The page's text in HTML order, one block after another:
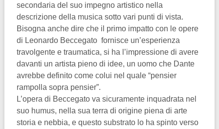
secondaria del suo impegno artistico nella
descrizione della musica sotto vari punti di vista.
Bisogna anche dire che il primo impatto con le opere
di Leonardo Beccegato fornisce un’esperienza
travolgente e traumatica, si ha l’impressione di avere
davanti un artista pieno di idee, un uomo che Dante
avrebbe definito come colui nel quale “pensier
rampolla sopra pensier”.
L’opera di Beccegato va sicuramente inquadrata nel
suo humus, nella sua terra di origine piena di arte
storia e nebbia, e questo substrato lo ha spinto verso